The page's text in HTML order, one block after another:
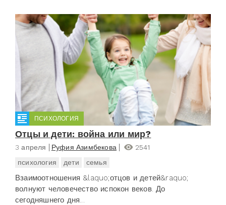
ПСИХОЛОГИЯ
Отцы и дети: война или мир?
3 апреля Руфия Азимбекова
2541
психология
дети семья
Взаимоотношения &laquo;отцов и детей&raquo;
волнуют человечество испокон веков. До
сегодняшнего дня...